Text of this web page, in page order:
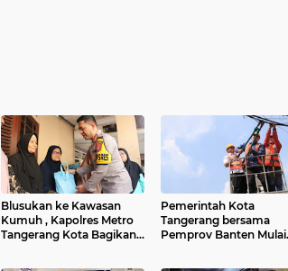
Blusukan ke Kawasan
Kumuh , Kapolres Metro
Tangerang Kota Bagikan
Pemerintah Kota
Tangerang bersama
Pemprov Banten Mulai